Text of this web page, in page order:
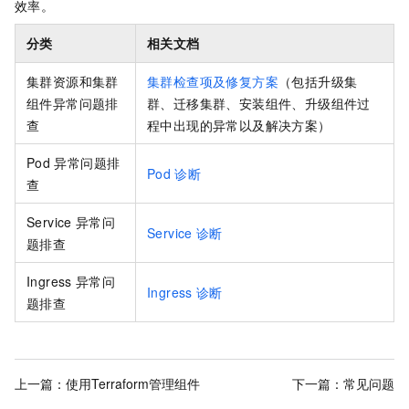
效率。
分类 相关文档
集群资源和集群
组件异常问题排
查
集群检查项及修复方案 （包括升级集
群、迁移集群、安装组件、升级组件过
程中出现的异常以及解决方案）
Pod 异常问题排
查
Pod 诊断
Service 异常问
题排查
Service 诊断
Ingress 异常问
题排查
Ingress 诊断
上一篇： 使用Terraform管理组件 下一篇： 常见问题